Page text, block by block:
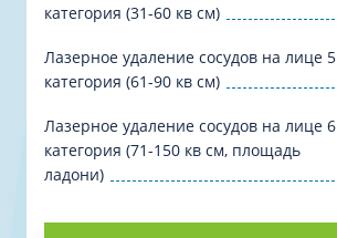
категория (31-60 кв см)
Лазерное удаление сосудов на лице 5
категория (61-90 кв см)
Лазерное удаление сосудов на лице 6
категория (71-150 кв см, площадь
ладони)